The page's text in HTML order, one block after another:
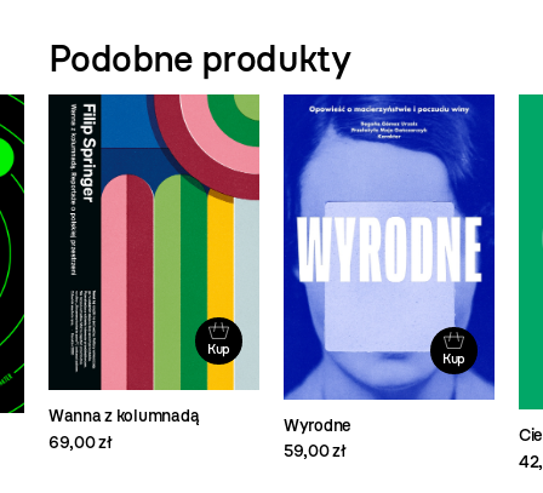
Podobne produkty
Kup
Wanna z kolumnadą
69,00 zł
Kup
Wyrodne
59,00 zł